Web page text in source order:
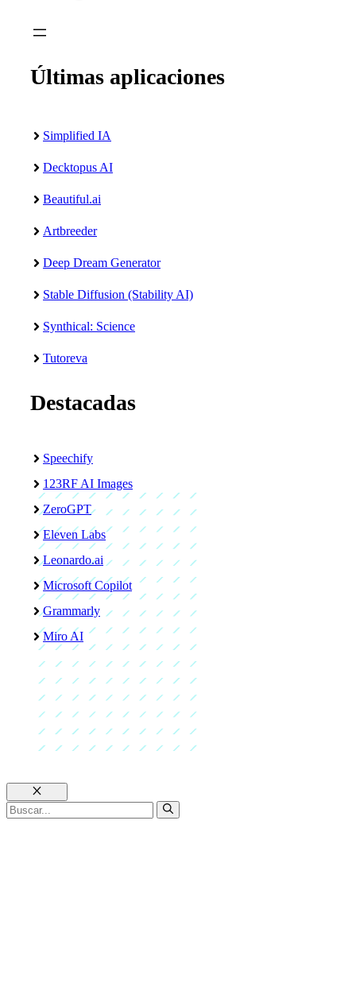
Últimas aplicaciones
Simplified IA
Decktopus AI
Beautiful.ai
Artbreeder
Deep Dream Generator
Stable Diffusion (Stability AI)
Synthical: Science
Tutoreva
Destacadas
Speechify
123RF AI Images
ZeroGPT
Eleven Labs
Leonardo.ai
Microsoft Copilot
Grammarly
Miro AI
Cerrar
Buscar: